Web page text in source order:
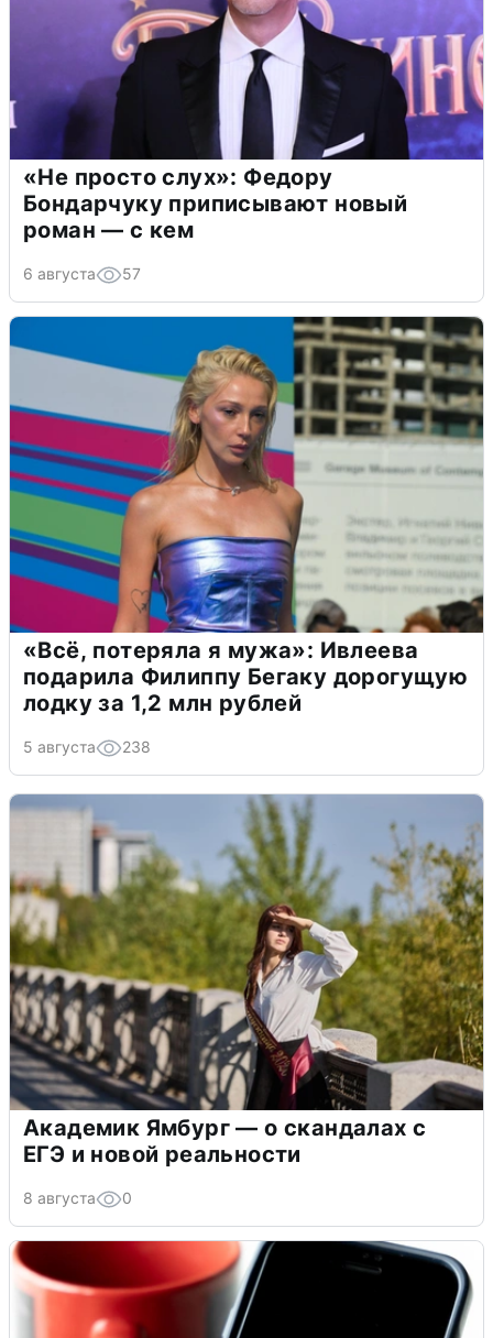
«Не просто слух»: Федору
Бондарчуку приписывают новый
роман — с кем
6 августа 57
«Всё, потеряла я мужа»: Ивлеева
подарила Филиппу Бегаку дорогущую
лодку за 1,2 млн рублей
5 августа 238
Академик Ямбург — о скандалах с
ЕГЭ и новой реальности
8 августа 0